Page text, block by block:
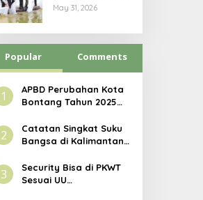
Industrial
Bontang,
Dorong
Penguatan
Ketahanan
May 31, 2026
Popular Comments
1
APBD Perubahan Kota
Bontang Tahun 2025
Triliun
2
Catatan Singkat Suku
Bangsa di Kalimantan
3
Security Bisa di PKWT
Sesuai UU